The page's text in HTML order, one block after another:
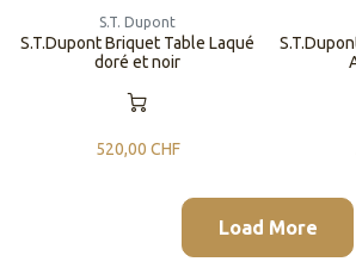
S.T. Dupont
S.T.Dupont Briquet Table Laqué
doré et noir
520,00 CHF
Load More